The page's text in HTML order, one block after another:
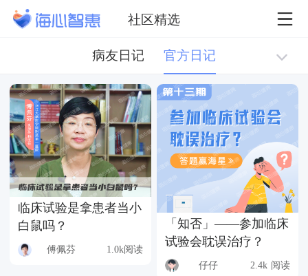
社区精选
病友日记 官方日记
临床试验是拿患者当小
白鼠吗？
傅佩芬 1.0k阅读
「知否」——参加临床
试验会耽误治疗？
仔仔 2.4k 阅读